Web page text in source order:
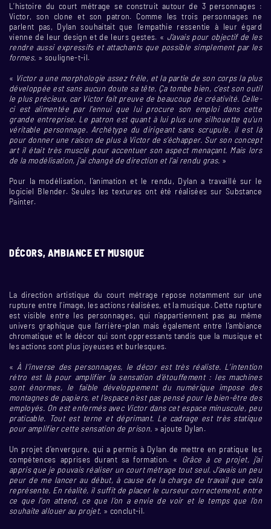
L’histoire du court métrage se construit autour de 3 personnages :
Victor, son clone et son patron. Comme les trois personnages ne
parlent pas, Dylan souhaitait que l’empathie ressentie à leur égard
vienne de leur design et de leurs gestes. « J’avais pour objectif de les
rendre aussi expressifs et attachants que possible simplement par les
formes. » souligne-t-il.
« Victor a une morphologie assez frêle, et la partie de son corps la plus
développée est sans aucun doute sa tête. Ça tombe bien, c’est son outil
le plus précieux, car Victor fait preuve de beaucoup de créativité. Celle-
ci est alimentée par l’ennui que lui procure son emploi dans cette
grande entreprise. Le patron est quant à lui plus une silhouette qu’un
véritable personnage. Archétype du dirigeant sans scrupule, il est là
pour donner une raison de plus à Victor de s’échapper. Sur son concept
art il était très musclé pour accentuer son aspect menaçant. Mais lors
de la modélisation, j’ai changé de direction et l’ai rendu gras. »
Pour la modélisation, l’animation et le rendu, Dylan a travaillé sur le
logiciel Blender. Seules les textures ont été réalisées sur Substance
Painter.
DÉCORS, AMBIANCE ET MUSIQUE
La direction artistique du court métrage repose notamment sur une
rupture entre l’image, les actions réalisées, et la musique. Cette rupture
est visible entre les personnages, qui n’appartiennent pas au même
univers graphique que l’arrière-plan mais également entre l’ambiance
chromatique et le décor qui sont oppressants tandis que la musique et
les actions sont plus joyeuses et burlesques.
« À l’inverse des personnages, le décor est très réaliste. L’intention
rétro est là pour amplifier la sensation d’étouffement : les machines
sont énormes, le faible développement du numérique impose des
montagnes de papiers, et l’espace n’est pas pensé pour le bien-être des
employés. On est enfermés avec Victor dans cet espace minuscule, peu
praticable. Tout est terne et déprimant. Le cadrage est très statique
pour amplifier cette sensation de prison. » ajoute Dylan.
Un projet d’envergure, qui a permis à Dylan de mettre en pratique les
compétences apprises durant sa formation. « Grâce à ce projet, j’ai
appris que je pouvais réaliser un court métrage tout seul. J’avais un peu
peur de me lancer au début, à cause de la charge de travail que cela
représente. En réalité, il suffit de placer le curseur correctement, entre
ce que l’on attend, ce que l’on a envie de voir et le temps que l’on
souhaite allouer au projet. » conclut-il.